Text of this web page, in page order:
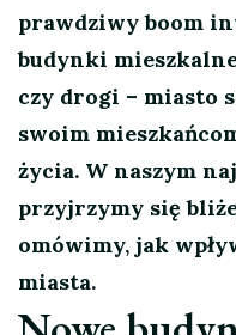
prawdziwy boom
budynki
czy drogi – miasto
swoim
życia. W naszym
przyjrzymy się
omówimy, jak
miasta.